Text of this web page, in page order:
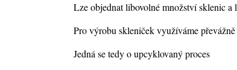
Lze objednat libovolné množství sklenic
Pro výrobu skleniček využíváme
Jedná se tedy o upcyklovaný proces